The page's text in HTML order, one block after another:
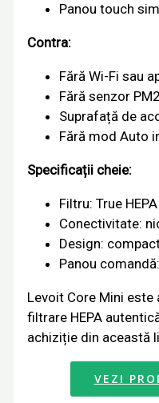
Panou touch
Contra:
Fără Wi-Fi sau
Fără senzor
Suprafață de
Fără mod Auto
Specificații cheie:
Filtru: True
Conectivitate:
Design:
Panou
Levoit Core Mini
filtrare HEPA
achiziție din această
VEZI